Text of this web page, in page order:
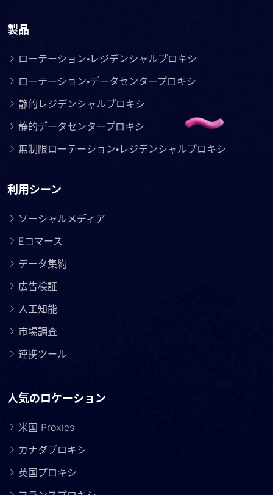
製品
ローテーション・レジデンシャルプロキシ
ローテーション・データセンタープロキシ
静的レジデンシャルプロキシ
静的データセンタープロキシ
無制限ローテーション・レジデンシャルプロキシ
利用シーン
ソーシャルメディア
Eコマース
データ集約
広告検証
人工知能
市場調査
連携ツール
人気のロケーション
米国 Proxies
カナダプロキシ
英国プロキシ